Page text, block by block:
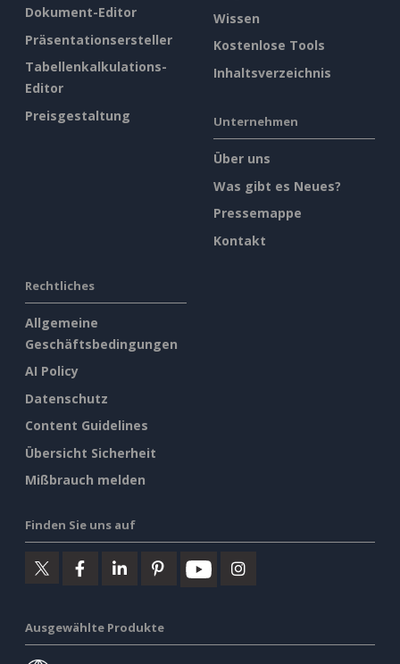
Dokument-Editor
Präsentationsersteller
Tabellenkalkulations-
Editor
Preisgestaltung
Wissen
Kostenlose Tools
Inhaltsverzeichnis
Unternehmen
Über uns
Was gibt es Neues?
Pressemappe
Kontakt
Rechtliches
Allgemeine
Geschäftsbedingungen
AI Policy
Datenschutz
Content Guidelines
Übersicht Sicherheit
Mißbrauch melden
Finden Sie uns auf
Ausgewählte Produkte